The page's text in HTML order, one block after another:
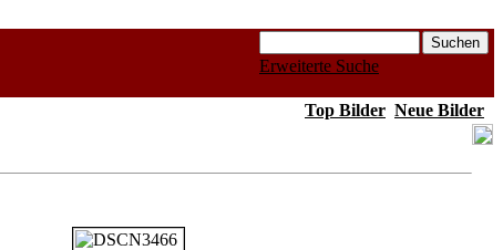
Erweiterte Suche
Top Bilder Neue Bilder